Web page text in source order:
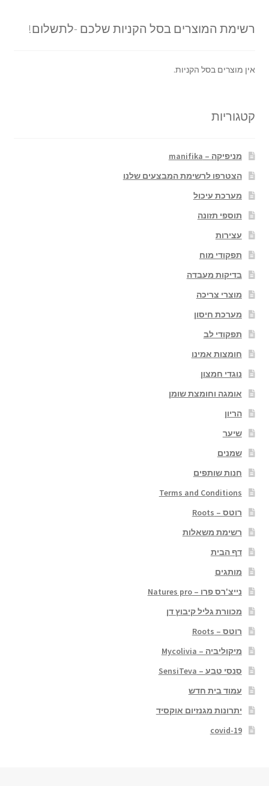
רשימת המוצרים בסל הקניות שלכם -לתשלום!
אין מוצרים בסל הקניות.
קטגוריות
מניפיקה – manifika
הצטרפו לרשימת המבצעים שלנו
מערכת עיכול
תוספי תזונה
עצירות
תפקודי מוח
בדיקות מעבדה
מוצרי צריכה
מערכת חיסון
תפקודי לב
חומצות אמינו
נוגדי חמצון
אומגה וחומצת שומן
הריון
שיער
שמנים
חנות שותפים
Terms and Conditions
רוטס – Roots
רשימת משאלות
דף הבית
מותגים
נייצ'רס פרו – Natures pro
מכוורת גליל קיבוץ דן
רוטס – Roots
מיקוליביה – Mycolivia
סנסי טבע – SensiTeva
עמוד בית חדש
יתרונות מגנזיום אוקסיד
covid-19